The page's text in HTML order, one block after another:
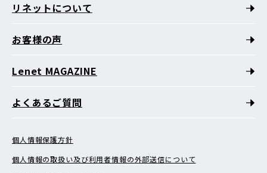
リネットについて
お客様の声
Lenet MAGAZINE
よくあるご質問
個人情報保護方針
個人情報の取扱い及び利用者情報の外部送信について